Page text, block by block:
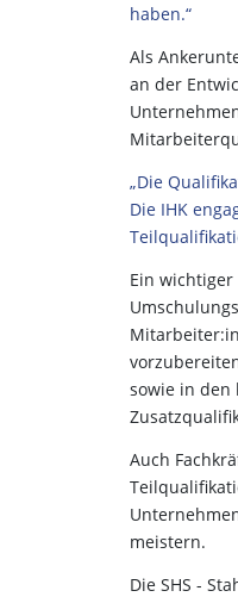
haben.“
Als
an der
„Die
Die IHK
Ein
sowie in den
Auch
meistern.
Die SHS -